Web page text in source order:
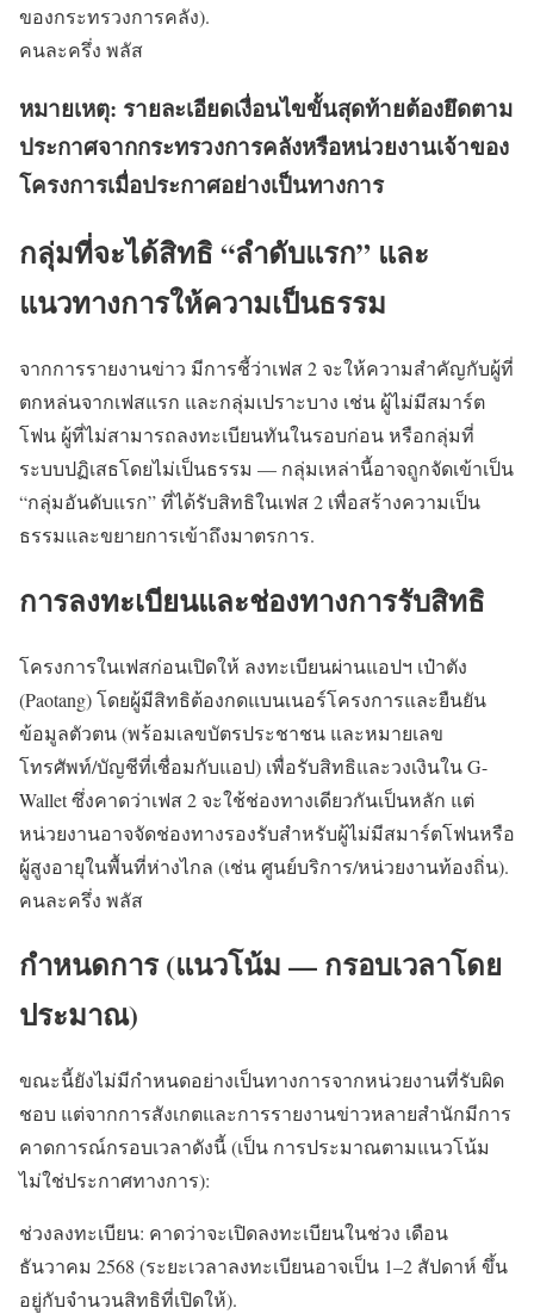
ของกระทรวงการคลัง).
คนละครึ่ง พลัส
หมายเหตุ: รายละเอียดเงื่อนไขขั้นสุดท้ายต้องยึดตาม
ประกาศจากกระทรวงการคลังหรือหน่วยงานเจ้าของ
โครงการเมื่อประกาศอย่างเป็นทางการ
กลุ่มที่จะได้สิทธิ “ลำดับแรก” และ
แนวทางการให้ความเป็นธรรม
จากการรายงานข่าว มีการชี้ว่าเฟส 2 จะให้ความสำคัญกับผู้ที่
ตกหล่นจากเฟสแรก และกลุ่มเปราะบาง เช่น ผู้ไม่มีสมาร์ต
โฟน ผู้ที่ไม่สามารถลงทะเบียนทันในรอบก่อน หรือกลุ่มที่
ระบบปฏิเสธโดยไม่เป็นธรรม — กลุ่มเหล่านี้อาจถูกจัดเข้าเป็น
“กลุ่มอันดับแรก” ที่ได้รับสิทธิในเฟส 2 เพื่อสร้างความเป็น
ธรรมและขยายการเข้าถึงมาตรการ.
การลงทะเบียนและช่องทางการรับสิทธิ
โครงการในเฟสก่อนเปิดให้ ลงทะเบียนผ่านแอปฯ เป๋าตัง
(Paotang) โดยผู้มีสิทธิต้องกดแบนเนอร์โครงการและยืนยัน
ข้อมูลตัวตน (พร้อมเลขบัตรประชาชน และหมายเลข
โทรศัพท์/บัญชีที่เชื่อมกับแอป) เพื่อรับสิทธิและวงเงินใน G-
Wallet ซึ่งคาดว่าเฟส 2 จะใช้ช่องทางเดียวกันเป็นหลัก แต่
หน่วยงานอาจจัดช่องทางรองรับสำหรับผู้ไม่มีสมาร์ตโฟนหรือ
ผู้สูงอายุในพื้นที่ห่างไกล (เช่น ศูนย์บริการ/หน่วยงานท้องถิ่น).
คนละครึ่ง พลัส
กำหนดการ (แนวโน้ม — กรอบเวลาโดย
ประมาณ)
ขณะนี้ยังไม่มีกำหนดอย่างเป็นทางการจากหน่วยงานที่รับผิด
ชอบ แต่จากการสังเกตและการรายงานข่าวหลายสำนักมีการ
คาดการณ์กรอบเวลาดังนี้ (เป็น การประมาณตามแนวโน้ม
ไม่ใช่ประกาศทางการ):
ช่วงลงทะเบียน: คาดว่าจะเปิดลงทะเบียนในช่วง เดือน
ธันวาคม 2568 (ระยะเวลาลงทะเบียนอาจเป็น 1–2 สัปดาห์ ขึ้น
อยู่กับจำนวนสิทธิที่เปิดให้).